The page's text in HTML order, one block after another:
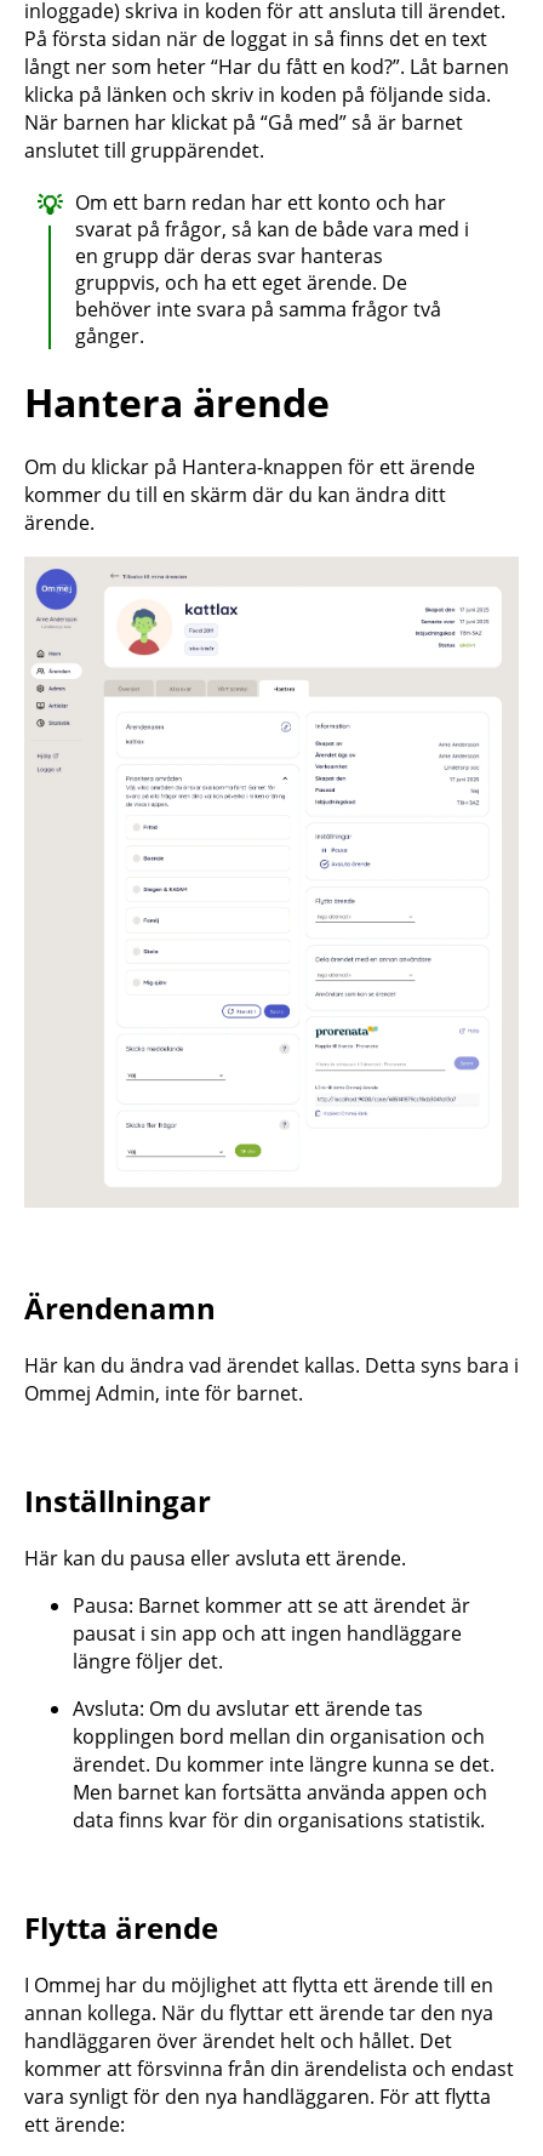
inloggade) skriva in koden för att ansluta till ärendet.
På första sidan när de loggat in så finns det en text
långt ner som heter “Har du fått en kod?”. Låt barnen
klicka på länken och skriv in koden på följande sida.
När barnen har klickat på “Gå med” så är barnet
anslutet till gruppärendet.
Om ett barn redan har ett konto och har
svarat på frågor, så kan de både vara med i
en grupp där deras svar hanteras
gruppvis, och ha ett eget ärende. De
behöver inte svara på samma frågor två
gånger.
Hantera ärende
Om du klickar på Hantera-knappen för ett ärende
kommer du till en skärm där du kan ändra ditt
ärende.
Ärendenamn
Här kan du ändra vad ärendet kallas. Detta syns bara i
Ommej Admin, inte för barnet.
Inställningar
Här kan du pausa eller avsluta ett ärende.
Pausa: Barnet kommer att se att ärendet är
pausat i sin app och att ingen handläggare
längre följer det.
Avsluta: Om du avslutar ett ärende tas
kopplingen bord mellan din organisation och
ärendet. Du kommer inte längre kunna se det.
Men barnet kan fortsätta använda appen och
data finns kvar för din organisations statistik.
Flytta ärende
I Ommej har du möjlighet att flytta ett ärende till en
annan kollega. När du flyttar ett ärende tar den nya
handläggaren över ärendet helt och hållet. Det
kommer att försvinna från din ärendelista och endast
vara synligt för den nya handläggaren. För att flytta
ett ärende: